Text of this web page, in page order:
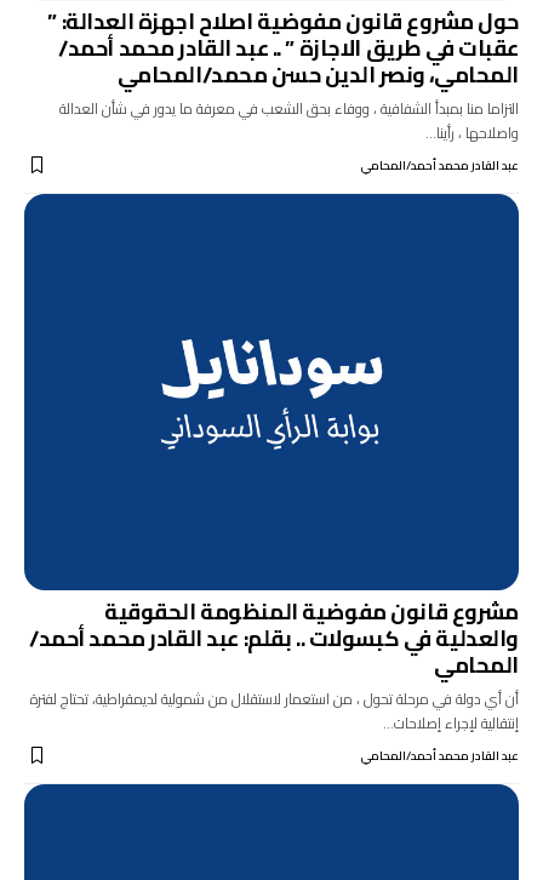
حول مشروع قانون مفوضية اصلاح اجهزة العدالة: ”
عقبات في طريق الاجازة ” .. عبد القادر محمد أحمد/
المحامي، ونصر الدين حسن محمد/المحامي
التزاما منا بمبدأ الشفافية ، ووفاء بحق الشعب في معرفة ما يدور في شأن العدالة
واصلاحها ، رأينا…
عبد القادر محمد أحمد/المحامي
مشروع قانون مفوضية المنظومة الحقوقية
والعدلية في كبسولات .. بقلم: عبد القادر محمد أحمد/
المحامي
أن أي دولة في مرحلة تحول ، من استعمار لاستقلال من شمولية لديمقراطية، تحتاج لفترة
إنتقالية لإجراء إصلاحات…
عبد القادر محمد أحمد/المحامي